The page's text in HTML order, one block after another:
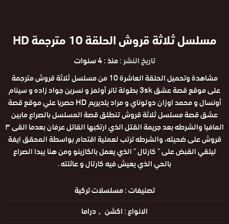
مسلسل ثلاثة قروش الحلقة 10 مترجمة HD
تاريخ النشر :منذ : 4 سنوات
مشاهدة وتحميل الحلقة العاشرة 10 من مسلسل ثلاثة قروش مترجمة
على موقع قصة عشق 3sk بطولة تانر أولمز و نسرين جواد زاده و سينام
أونسال و محمد اوزان دولوناي و مراد يلديريم HD حصريا علي موقع قصة
عشق قصة مسلسل ثلاثة قروش تنطلق قصة المسلسل بالصراع مابين
المافيا والشرطه بعد جريمة القتل الذي ارتكبها القاتل عرفان بعدما القى ٣
قروش على ضحيته، والشرطه ترتب لعملية اقتحام بواسطة المحقق ايفة
ليلقي القبض على " كارتال " الذي يعمل بالكازينو ومن هنا يبدا الصراع
بالحي الذي يعيش فيه كارتال و عائلته .
تصنيفات :مسلسلات تركية
الانواع :اكشن دراما